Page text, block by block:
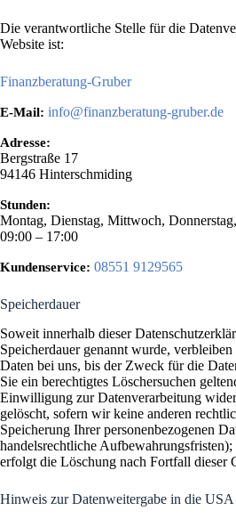
Die verantwortliche Stelle für die
Website ist:
Finanzberatung-Gruber
E-Mail: info@finanzberatung-gruber.de
Adresse:
Bergstraße 17
94146 Hinterschmiding
Stunden:
Montag, Dienstag, Mittwoch,
09:00 – 17:00
Kundenservice: 08551 9129565
Speicherdauer
Soweit innerhalb dieser
Speicherdauer genannt wurde,
Daten bei uns, bis der Zweck für die
Sie ein berechtigtes Löschersuchen
Einwilligung zur Datenverarbeitung
gelöscht, sofern wir keine anderen
Speicherung Ihrer personenbezogenen
handelsrechtliche
erfolgt die Löschung nach Fortfall dieser
Hinweis zur Datenweitergabe in die USA